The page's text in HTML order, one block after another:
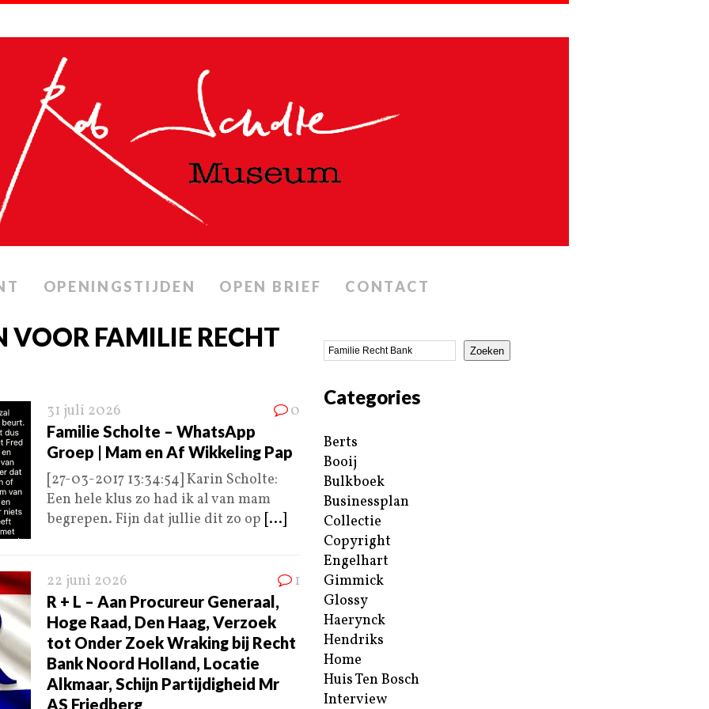
OPENINGSTIJDEN OPEN BRIEF CONTACT
VOOR FAMILIE RECHT
31 juli 2026 0
Familie Scholte – WhatsApp
Groep | Mam en Af Wikkeling Pap
[27-03-2017 13:34:54] Karin Scholte:
Een hele klus zo had ik al van mam
begrepen. Fijn dat jullie dit zo op [...]
22 juni 2026 1
R + L – Aan Procureur Generaal,
Hoge Raad, Den Haag, Verzoek
tot Onder Zoek Wraking bij Recht
Bank Noord Holland, Locatie
Alkmaar, Schijn Partijdigheid Mr
AS Friedberg
Zoeken
Categories
Berts
Booij
Bulkboek
Businessplan
Collectie
Copyright
Engelhart
Gimmick
Glossy
Haerynck
Hendriks
Home
Huis Ten Bosch
Interview